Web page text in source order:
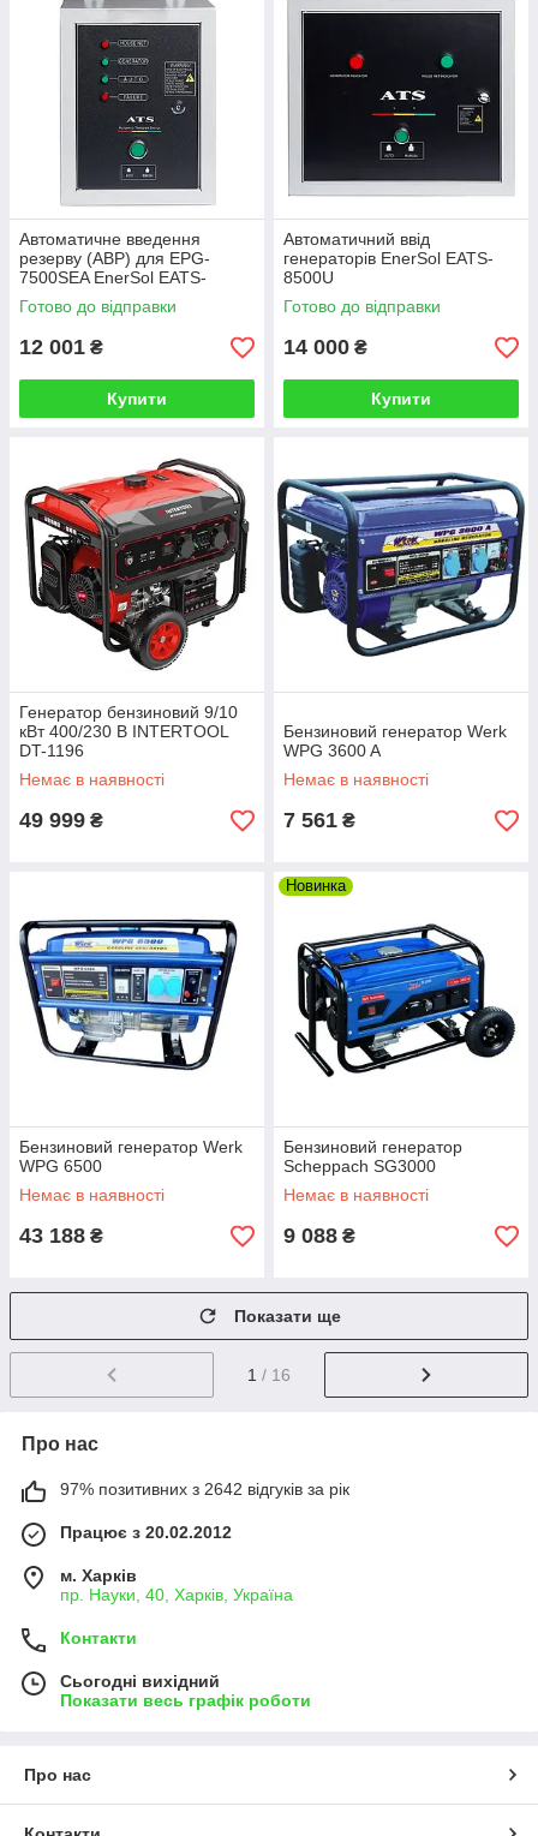
Автоматичне введення
резерву (АВР) для EPG-
7500SEA EnerSol EATS-
7500S
Готово до відправки
12 001 ₴
Купити
Автоматичний ввід
генераторів EnerSol EATS-
8500U
Готово до відправки
14 000 ₴
Купити
Генератор бензиновий 9/10
кВт 400/230 В INTERTOOL
DT-1196
Немає в наявності
49 999 ₴
Бензиновий генератор Werk
WPG 3600 A
Немає в наявності
7 561 ₴
Бензиновий генератор Werk
WPG 6500
Немає в наявності
43 188 ₴
Новинка
Бензиновий генератор
Scheppach SG3000
Немає в наявності
9 088 ₴
Показати ще
1 / 16
Про нас
97% позитивних з 2642 відгуків за рік
Працює з 20.02.2012
м. Харків
пр. Науки, 40, Харків, Україна
Контакти
Сьогодні вихідний
Показати весь графік роботи
Про нас